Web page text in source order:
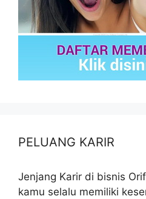
PELUANG KARIR
Jenjang Karir di bisnis
kamu selalu memiliki